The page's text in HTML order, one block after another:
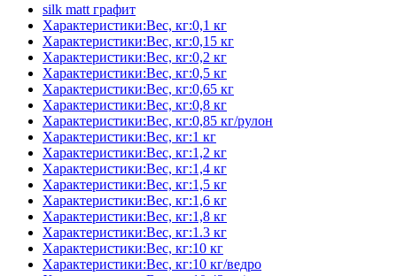
silk matt графит
Характеристики:Вес, кг:0,1 кг
Характеристики:Вес, кг:0,15 кг
Характеристики:Вес, кг:0,2 кг
Характеристики:Вес, кг:0,5 кг
Характеристики:Вес, кг:0,65 кг
Характеристики:Вес, кг:0,8 кг
Характеристики:Вес, кг:0,85 кг/рулон
Характеристики:Вес, кг:1 кг
Характеристики:Вес, кг:1,2 кг
Характеристики:Вес, кг:1,4 кг
Характеристики:Вес, кг:1,5 кг
Характеристики:Вес, кг:1,6 кг
Характеристики:Вес, кг:1,8 кг
Характеристики:Вес, кг:1.3 кг
Характеристики:Вес, кг:10 кг
Характеристики:Вес, кг:10 кг/ведро